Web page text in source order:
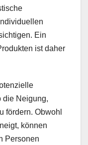
Ein
ist daher
die Neigung,
fördern. Obwohl
können
Personen